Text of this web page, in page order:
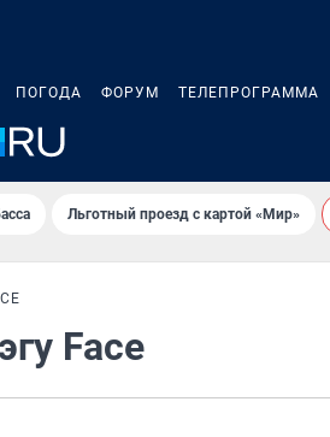
ПОГОДА ФОРУМ ТЕЛЕПРОГРАММА
Льготный проезд с картой «Мир»
Face